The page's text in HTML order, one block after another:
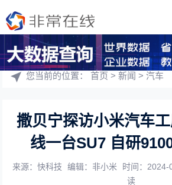
您当前的位置：首页 >新闻 >汽车
撒贝宁探访小米汽车
线一台SU7 自研
来源：快科技 编辑：非小米 时间：
读